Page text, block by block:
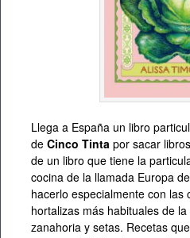
Llega a España un libro
de Cinco Tinta por sacar
de un libro que tiene la
cocina de la llamada Europa
hacerlo especialmente con las
hortalizas más habituales de
zanahoria y setas. Recetas